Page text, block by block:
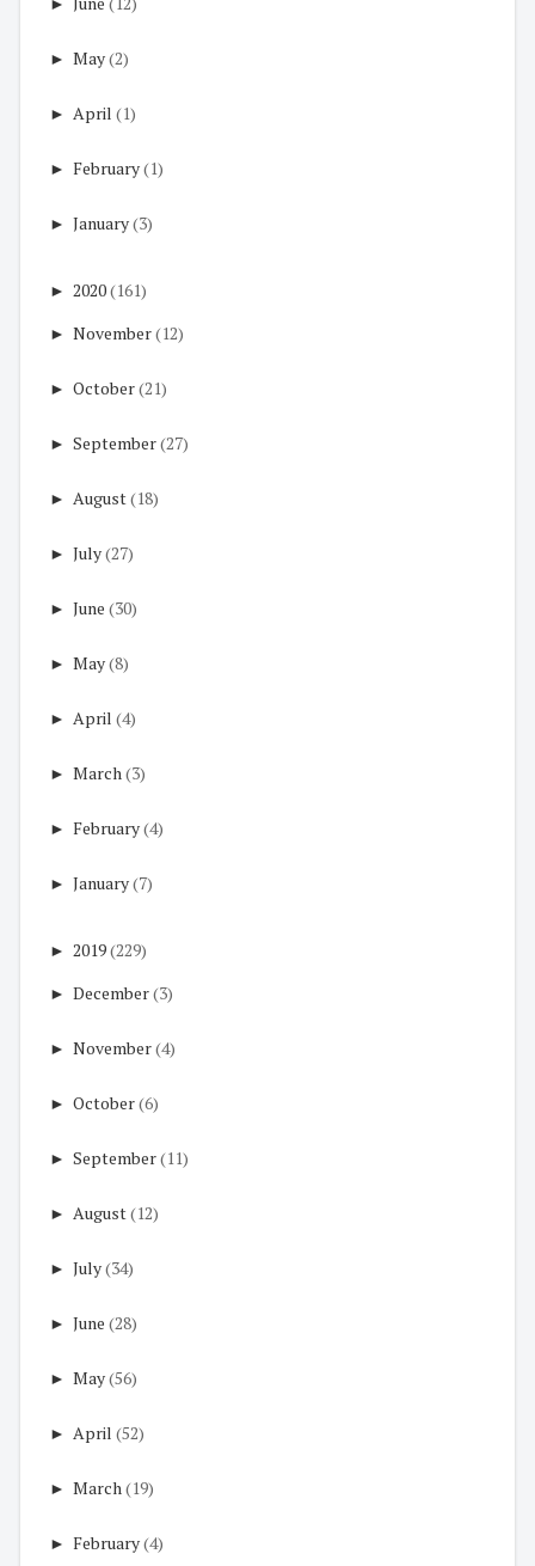
► May(2)
► April (1)
► February(1)
► January(3)
► 2020(161)
► November(12)
► October(21)
► September(27)
► August(18)
► July(27)
► June (30)
► May(8)
► April (4)
► March (3)
► February(4)
► January(7)
► 2019(229)
► December(3)
► November(4)
► October(6)
► September(11)
► August(12)
► July(34)
► June (28)
► May(56)
► April (52)
► March (19)
► February(4)